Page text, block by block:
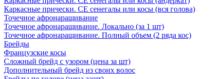
Каркасные прически. СЕ сенегалы или косы (вся голова)
Точечное афронаращивание
Точечное афронаращивание. Локально (за 1 шт)
Точечное афронаращивание. Полный объем (2 ряда кос)
Брейды
Французские косы
Сложный брейд с узором (цена за шт)
Дополнительный брейд из своих волос